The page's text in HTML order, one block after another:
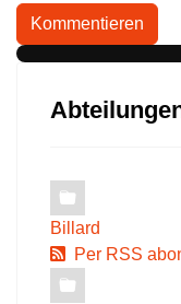
Kommentieren
Billard
Per RSS